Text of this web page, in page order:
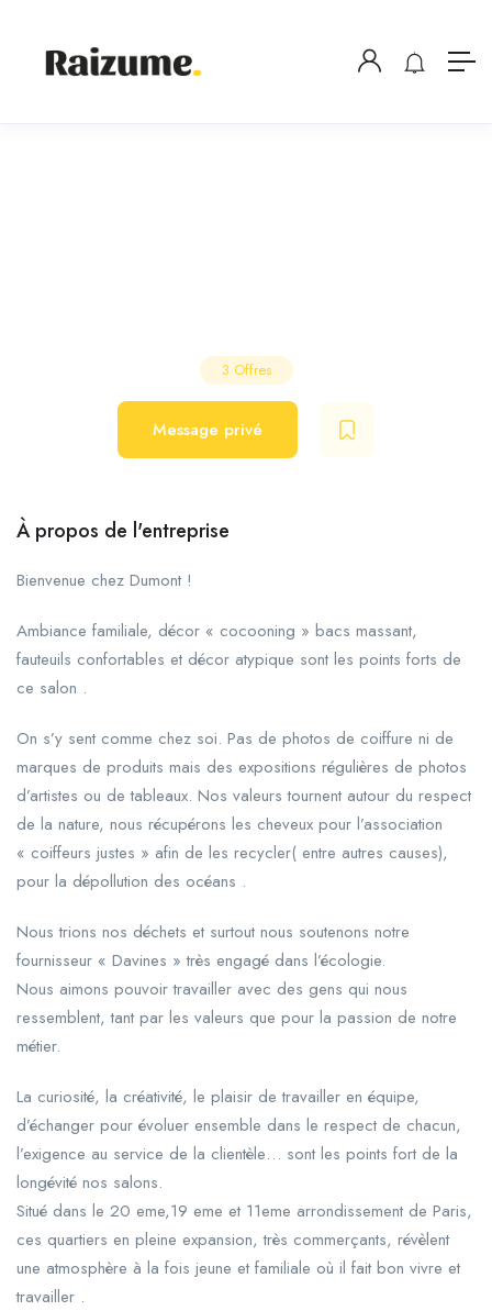
3 Offres
Message privé
À propos de l'entreprise
Bienvenue chez Dumont !
Ambiance familiale, décor « cocooning » bacs massant,
fauteuils confortables et décor atypique sont les points forts de
ce salon .
On s’y sent comme chez soi. Pas de photos de coiffure ni de
marques de produits mais des expositions régulières de photos
d’artistes ou de tableaux. Nos valeurs tournent autour du respect
de la nature, nous récupérons les cheveux pour l’association
« coiffeurs justes » afin de les recycler( entre autres causes),
pour la dépollution des océans .
Nous trions nos déchets et surtout nous soutenons notre
fournisseur « Davines » très engagé dans l’écologie.
Nous aimons pouvoir travailler avec des gens qui nous
ressemblent, tant par les valeurs que pour la passion de notre
métier.
La curiosité, la créativité, le plaisir de travailler en équipe,
d’échanger pour évoluer ensemble dans le respect de chacun,
l’exigence au service de la clientèle… sont les points fort de la
longévité nos salons.
Situé dans le 20 eme,19 eme et 11eme arrondissement de Paris,
ces quartiers en pleine expansion, très commerçants, révèlent
une atmosphère à la fois jeune et familiale où il fait bon vivre et
travailler .